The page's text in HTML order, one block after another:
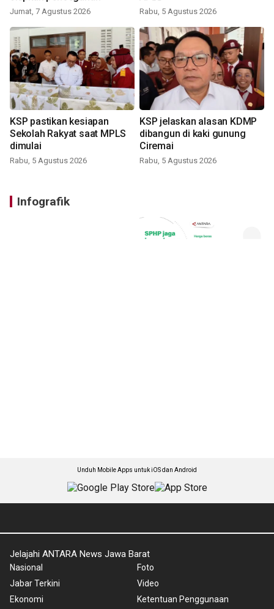
Jumat, 7 Agustus 2026 Rabu, 5 Agustus 2026
KSP pastikan kesiapan
Sekolah Rakyat saat MPLS
dimulai
Rabu, 5 Agustus 2026
KSP jelaskan alasan KDMP
dibangun di kaki gunung
Ciremai
Rabu, 5 Agustus 2026
Infografik
Unduh Mobile Apps untuk iOS dan Android
Jelajahi ANTARA News Jawa Barat
Nasional
Jabar Terkini
Ekonomi
Foto
Video
Ketentuan Penggunaan